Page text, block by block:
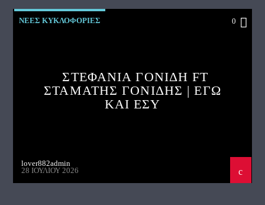
ΝΕΕΣ ΚΥΚΛΟΦΟΡΙΕΣ 0
ΣΤΕΦΑΝΙΑ ΓΟΝΙΔΗ FT
ΣΤΑΜΑΤΗΣ ΓΟΝΙΔΗΣ | ΕΓΩ
ΚΑΙ ΕΣΥ
lover882admin
28 ΙΟΥΛΊΟΥ 2026